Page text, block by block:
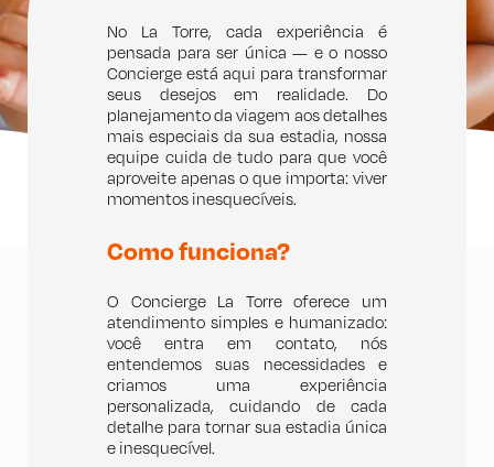
No La Torre, cada experiência é
pensada para ser única — e o nosso
Concierge está aqui para transformar
seus desejos em realidade. Do
planejamento da viagem aos detalhes
mais especiais da sua estadia, nossa
equipe cuida de tudo para que você
aproveite apenas o que importa: viver
momentos inesquecíveis.
Como funciona?
O Concierge La Torre oferece um
atendimento simples e humanizado:
você entra em contato, nós
entendemos suas necessidades e
criamos uma experiência
personalizada, cuidando de cada
detalhe para tornar sua estadia única
e inesquecível.